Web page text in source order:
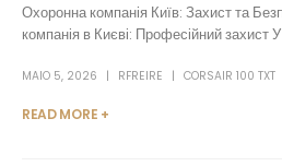
Охоронна компанія Київ: Захист та
компанія в Києві: Професійний захист
MAIO 5, 2026 RFREIRE CORSAIR 100 TXT
READ MORE +